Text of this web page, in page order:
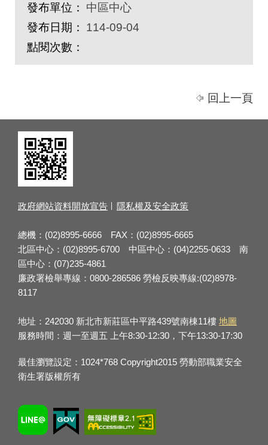
發布單位：
中區中心
發布日期：
114-09-04
點閱次數：
回上一頁
政府網站資料開放宣告 隱私權及安全政策
總機：(02)8995-6666 FAX：(02)8995-6665
北區中心：(02)8995-6700 中區中心：(04)2255-0633 南
區中心：(07)235-4861
廉政署檢舉專線：0800-286586 勞檢反映專線:(02)8978-
8117
地址：242030 新北市新莊區中平路439號南棟11樓 地圖
服務時間：週一至週五 上午8:30-12:30，下午13:30-17:30
最佳瀏覽設定：1024*768 Copyright2015 勞動部職業安全
衛生署版權所有